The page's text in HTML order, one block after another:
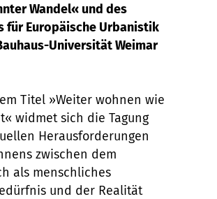
Wandel« und des
für Europäische Urbanistik
Universität Weimar
Titel »Weiter wohnen wie
widmet sich die Tagung
Herausforderungen
zwischen dem
als menschliches
und der Realität